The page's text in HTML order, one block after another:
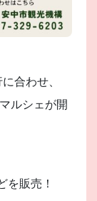
合わせ、
ルシェが開
を販売！